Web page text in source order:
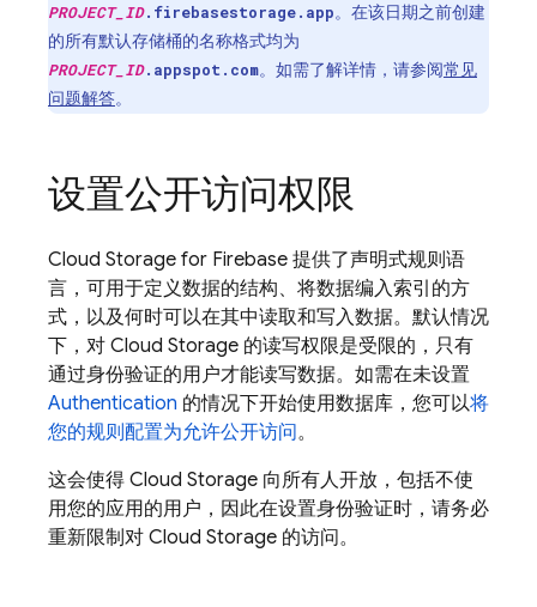
PROJECT_ID.firebasestorage.app。在该日期之前创建
的所有默认存储桶的名称格式均为
PROJECT_ID.appspot.com。如需了解详情，请参阅常见
问题解答。
设置公开访问权限
Cloud Storage for Firebase 提供了声明式规则语
言，可用于定义数据的结构、将数据编入索引的方
式，以及何时可以在其中读取和写入数据。默认情况
下，对 Cloud Storage 的读写权限是受限的，只有
通过身份验证的用户才能读写数据。如需在未设置
Authentication 的情况下开始使用数据库，您可以将
您的规则配置为允许公开访问。
这会使得 Cloud Storage 向所有人开放，包括不使
用您的应用的用户，因此在设置身份验证时，请务必
重新限制对 Cloud Storage 的访问。